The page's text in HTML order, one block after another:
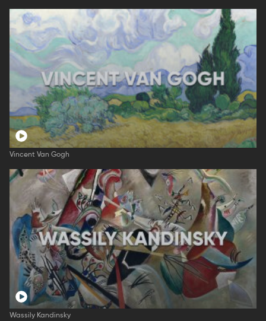
Vincent Van Gogh
Wassily Kandinsky